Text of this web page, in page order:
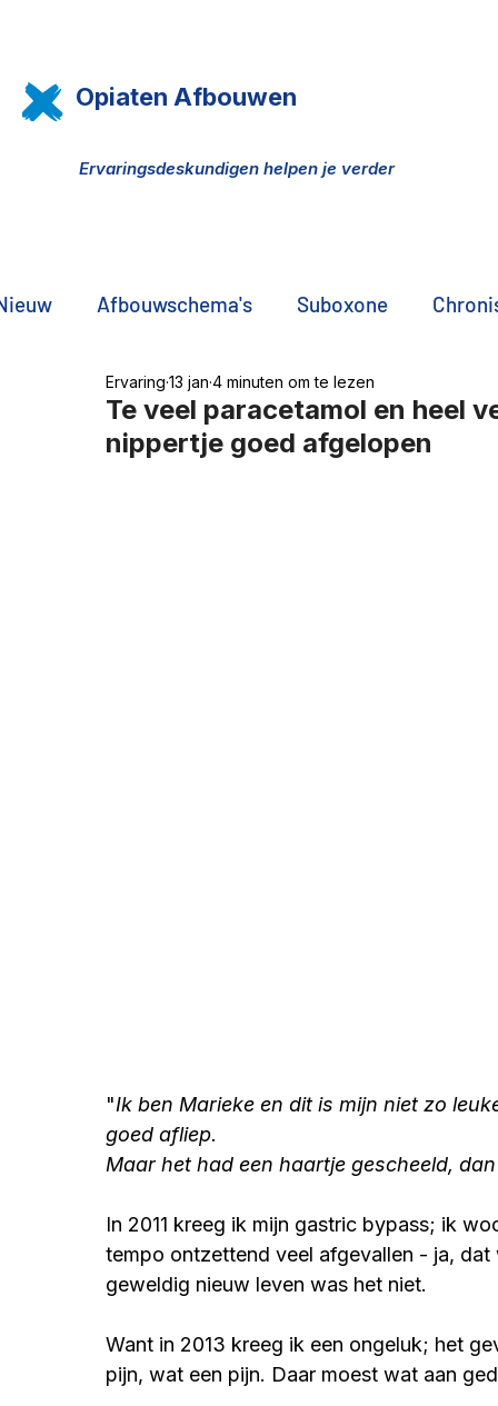
Opiaten Afbouwen
Ervaringsdeskundigen helpen je verder
Afbouwschema's Suboxone
Pijn, opiaten, THC olie DNA onderzoek
Te veel paracetamol en heel
nippertje goed afgelopen
Ervaring 13 jan 4 minuten om te lezen
"Ik ben Marieke en dit is mijn niet zo
goed afliep.
Maar het had een haartje gescheeld,
In 2011 kreeg ik mijn gastric bypass; ik
tempo ontzettend veel afgevallen - ja,
geweldig nieuw leven was het niet.
Want in 2013 kreeg ik een ongeluk; het
pijn, wat een pijn. Daar moest wat aan